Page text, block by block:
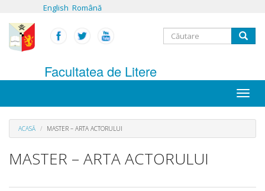
conţinutul
principal
English Română
Formular
căutare
Facultatea de Litere
Toggle
ACASĂ MASTER – ARTA ACTORULUI
MASTER – ARTA ACTORULUI